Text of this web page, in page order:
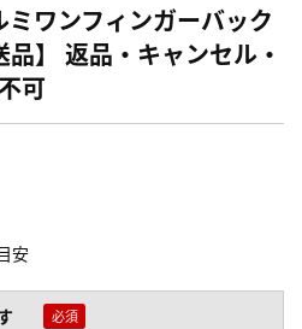
ワンフィンガーバック
】 返品・キャンセル・
可
安